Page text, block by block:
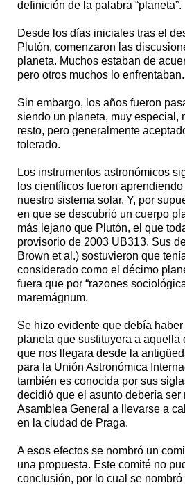
definición de la palabra “planeta”.
Desde los días iniciales tras el
Plutón, comenzaron las
planeta. Muchos estaban de
pero otros muchos lo enfrentaban.
Sin embargo, los años fueron
siendo un planeta, muy especial,
resto, pero generalmente
tolerado.
Los instrumentos astronómicos
los científicos fueron
nuestro sistema solar. Y, por
en que se descubrió un cuerpo
más lejano que Plutón, el que
provisorio de 2003 UB313. Sus
Brown et al.) sostuvieron que
considerado como el décimo
fuera que por “razones
maremágnum.
Se hizo evidente que debía
planeta que sustituyera a aquella
que nos llegara desde la
para la Unión Astronómica
también es conocida por sus
decidió que el asunto debería ser
Asamblea General a llevarse a
en la ciudad de Praga.
A esos efectos se nombró un
una propuesta. Este comité no
conclusión, por lo cual se nombró